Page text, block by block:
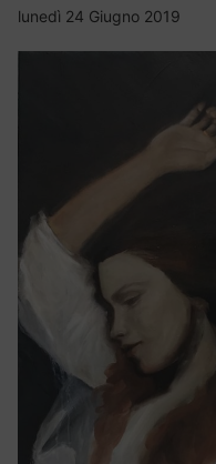
lunedì 24 Giugno 2019